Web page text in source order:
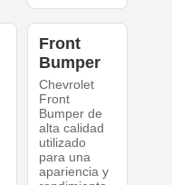
Front
Bumper
Chevrolet
Front
Bumper de
alta calidad
utilizado
para una
apariencia y